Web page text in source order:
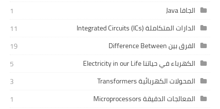
الجافا Java
1
الدارات المتكاملة Integrated Circuits (ICs)
11
الفرق بين Difference Between
19
الكهرباء في حياتنا Electricity in our Life
5
المحولات الكهربائية Transformers
3
المعالجات الدقيقة Microprocessors
1